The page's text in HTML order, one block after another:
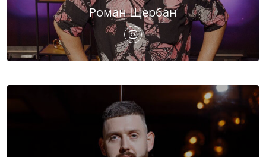
Роман Щербан